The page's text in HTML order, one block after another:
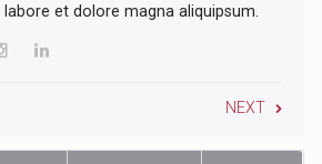
et dolore magna aliquipsum.
NEXT